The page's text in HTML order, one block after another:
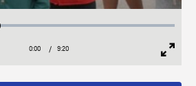
:
Current
0:00 / Duration
9:20